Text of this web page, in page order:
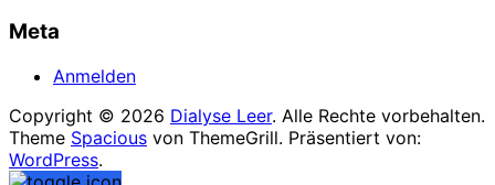
Meta
Anmelden
Copyright © 2026 Dialyse Leer. Alle Rechte vorbehalten.
Theme Spacious von ThemeGrill. Präsentiert von:
WordPress.